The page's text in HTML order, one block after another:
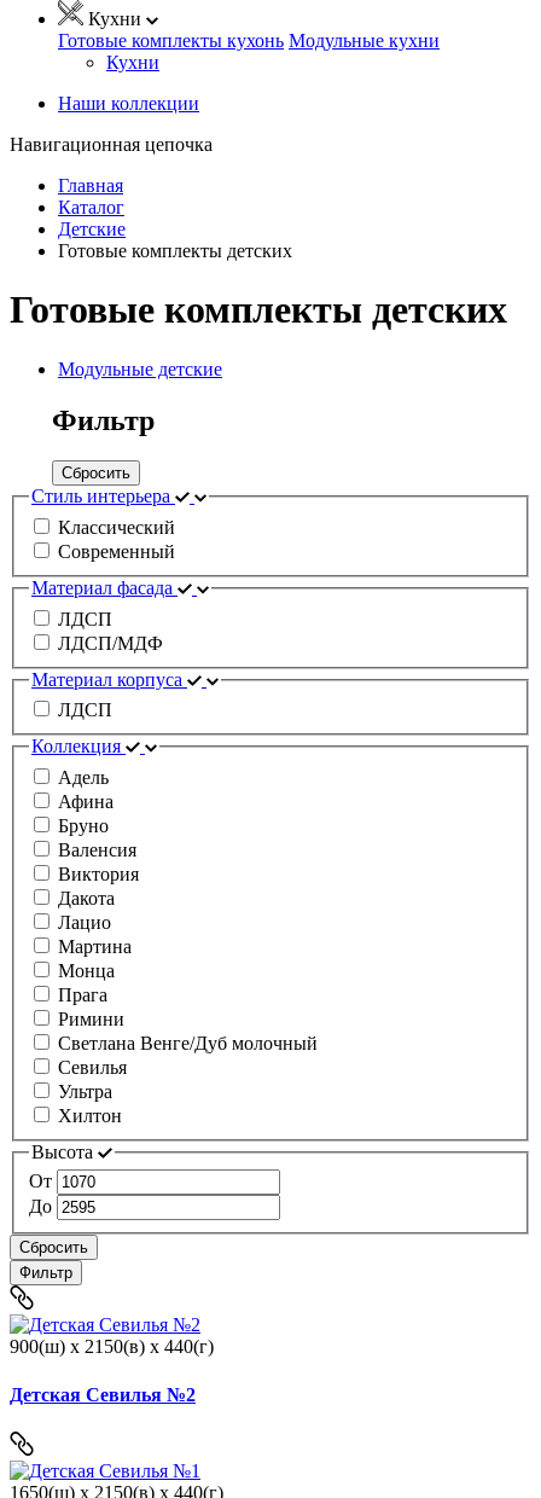
Кухни
Готовые комплекты кухонь Модульные кухни
Кухни
Наши коллекции
Навигационная цепочка
Главная
Каталог
Детские
Готовые комплекты детских
Готовые комплекты детских
Модульные детские
Фильтр
Сбросить
Стиль интерьера
Классический
Современный
Материал фасада
ЛДСП
ЛДСП/МДФ
Материал корпуса
ЛДСП
Коллекция
Адель
Афина
Бруно
Валенсия
Виктория
Дакота
Лацио
Мартина
Монца
Прага
Римини
Светлана Венге/Дуб молочный
Севилья
Ультра
Хилтон
Высота
От
До
Сбросить
Фильтр
900(ш) x 2150(в) x 440(г)
Детская Севилья №2
1650(ш) x 2150(в) x 440(г)